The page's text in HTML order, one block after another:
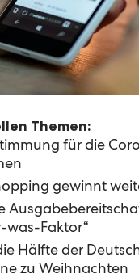
Themen:
für die
gewinnt
was-Faktor“
Hälfte der
zu Weihnachten